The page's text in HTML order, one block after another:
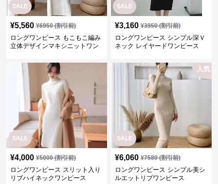
SALE
¥5,560 ¥6950(割引前)
ロングワンピース もこもこ編み
立体デザインマキシニットワン
SALE
¥3,160 ¥3950(割引前)
ロングワンピース シンプル深Ｖ
ネック レイヤードワンピース
SALE
¥4,000 ¥5000(割引前)
ロングワンピース スリット入り
リブハイネックワンピース
SALE
人気
¥6,060 ¥7580(割引前)
ロングワンピース シンプル美シ
ルエットリブワンピース